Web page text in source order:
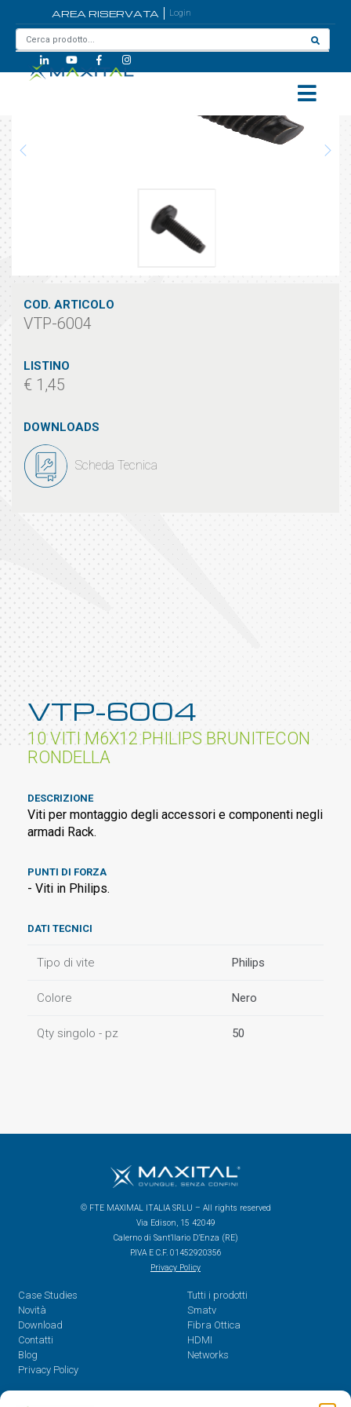
AREA RISERVATA Login
COD. ARTICOLO
VTP-6004
LISTINO
€ 1,45
DOWNLOADS
Scheda Tecnica
VTP-6004
10 VITI M6X12 PHILIPS BRUNITECON
RONDELLA
DESCRIZIONE
Viti per montaggio degli accessori e componenti negli
armadi Rack.
PUNTI DI FORZA
- Viti in Philips.
DATI TECNICI
Tipo di vite Philips
Colore Nero
Qty singolo - pz 50
© FTE MAXIMAL ITALIA SRLU – All rights reserved
Via Edison, 15 42049
Calerno di Sant’Ilario D’Enza (RE)
P.IVA E C.F. 01452920356
Privacy Policy
Case Studies
Novità
Download
Contatti
Blog
Privacy Policy
Tutti i prodotti
Smatv
Fibra Ottica
HDMI
Networks